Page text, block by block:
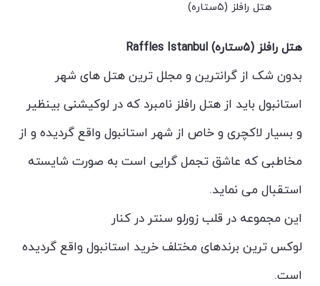
هتل رافلز (۵ستاره)
هتل رافلز (۵ستاره) Raffles Istanbul
بدون شک از گرانترین و مجلل ترین هتل های شهر
استانبول باید از هتل رافلز نامبرد که در لوکیشنی بینظیر
و بسیار لاکچری و خاص از شهر استانبول واقع گردیده و از
مخاطبی که عاشق تجمل گرایی است به صورت شایسته
استقبال می نماید.
این مجموعه در قلب زورلو سنتر در کنار
لوکس ترین برندهای مختلف خرید استانبول واقع گردیده
است.